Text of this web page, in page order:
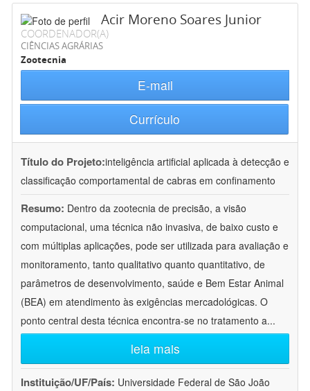
Acir Moreno Soares Junior
COORDENADOR(A)
CIÊNCIAS AGRÁRIAS
Zootecnia
E-mail
Currículo
Título do Projeto:inteligência artificial aplicada à detecção e
classificação comportamental de cabras em confinamento
Resumo: Dentro da zootecnia de precisão, a visão
computacional, uma técnica não invasiva, de baixo custo e
com múltiplas aplicações, pode ser utilizada para avaliação e
monitoramento, tanto qualitativo quanto quantitativo, de
parâmetros de desenvolvimento, saúde e Bem Estar Animal
(BEA) em atendimento às exigências mercadológicas. O
ponto central desta técnica encontra-se no tratamento a...
leia mais
Instituição/UF/País: Universidade Federal de São João